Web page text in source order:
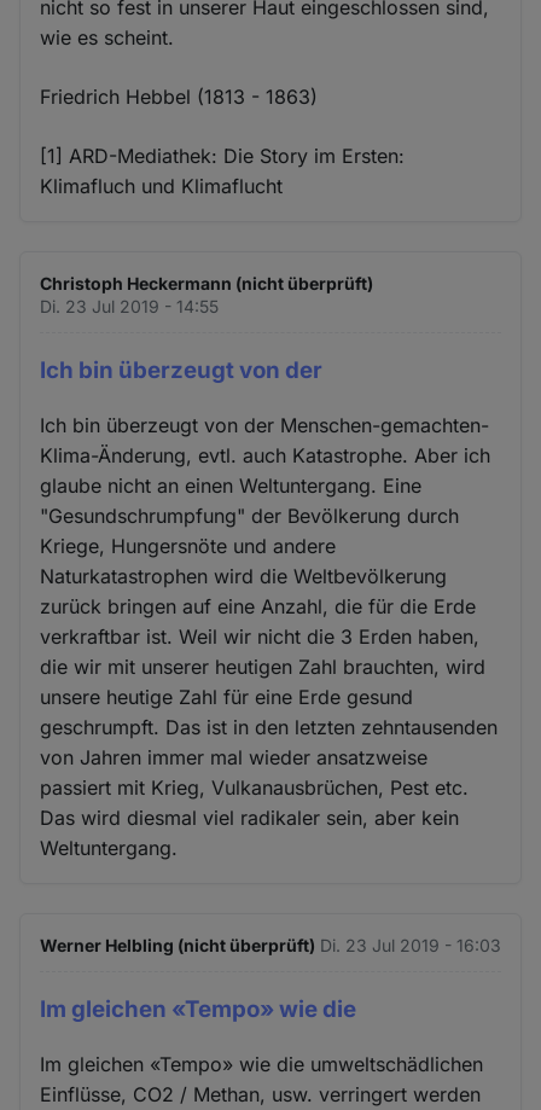
nicht so fest in unserer Haut eingeschlossen sind,
wie es scheint.
Friedrich Hebbel (1813 - 1863)
[1] ARD-Mediathek: Die Story im Ersten:
Klimafluch und Klimaflucht
Christoph Heckermann (nicht überprüft)
Di. 23 Jul 2019 - 14:55
Ich bin überzeugt von der
Ich bin überzeugt von der Menschen-gemachten-
Klima-Änderung, evtl. auch Katastrophe. Aber ich
glaube nicht an einen Weltuntergang. Eine
"Gesundschrumpfung" der Bevölkerung durch
Kriege, Hungersnöte und andere
Naturkatastrophen wird die Weltbevölkerung
zurück bringen auf eine Anzahl, die für die Erde
verkraftbar ist. Weil wir nicht die 3 Erden haben,
die wir mit unserer heutigen Zahl brauchten, wird
unsere heutige Zahl für eine Erde gesund
geschrumpft. Das ist in den letzten zehntausenden
von Jahren immer mal wieder ansatzweise
passiert mit Krieg, Vulkanausbrüchen, Pest etc.
Das wird diesmal viel radikaler sein, aber kein
Weltuntergang.
Werner Helbling (nicht überprüft) Di. 23 Jul 2019 - 16:03
Im gleichen «Tempo» wie die
Im gleichen «Tempo» wie die umweltschädlichen
Einflüsse, CO2 / Methan, usw. verringert werden